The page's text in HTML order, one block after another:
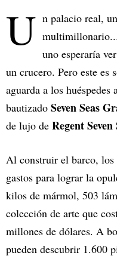
U n palacio real,
uno esperaría
un crucero. Pero este
aguarda a los huéspedes
bautizado Seven Seas
de lujo de Regent
Al construir el barco, los
gastos para lograr la
kilos de mármol, 503
colección de arte que
millones de dólares. A
pueden descubrir 1.600